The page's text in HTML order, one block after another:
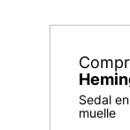
Sedal
muelle